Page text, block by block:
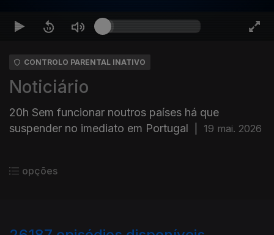
CONTROLO PARENTAL INATIVO
Noticiário
20h Sem funcionar noutros países há que
suspender no imediato em Portugal
19 mai. 2026
opções